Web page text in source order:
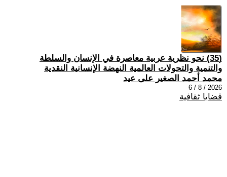
(35) نحو نظرية عربية معاصرة في الإنسان والسلطة
والتنمية والتحولات العالمية النهضة الإنسانية النقدية
محمد أحمد الصغير على عيد
2026 / 8 / 6
قضايا ثقافية